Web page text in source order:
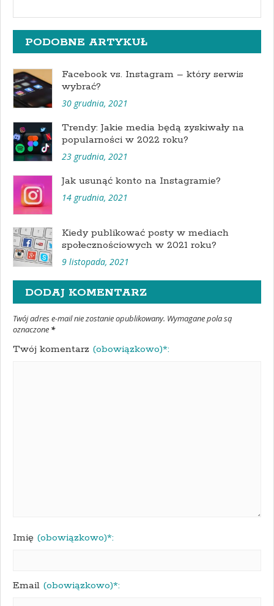
PODOBNE ARTYKUŁ
Facebook vs. Instagram – który serwis
wybrać?
30 grudnia, 2021
Trendy: Jakie media będą zyskiwały na
popularności w 2022 roku?
23 grudnia, 2021
Jak usunąć konto na Instagramie?
14 grudnia, 2021
Kiedy publikować posty w mediach
społecznościowych w 2021 roku?
9 listopada, 2021
DODAJ KOMENTARZ
Twój adres e-mail nie zostanie opublikowany. Wymagane pola są
oznaczone *
Twój komentarz (obowiązkowo)*:
Imię (obowiązkowo)*:
Email (obowiązkowo)*: